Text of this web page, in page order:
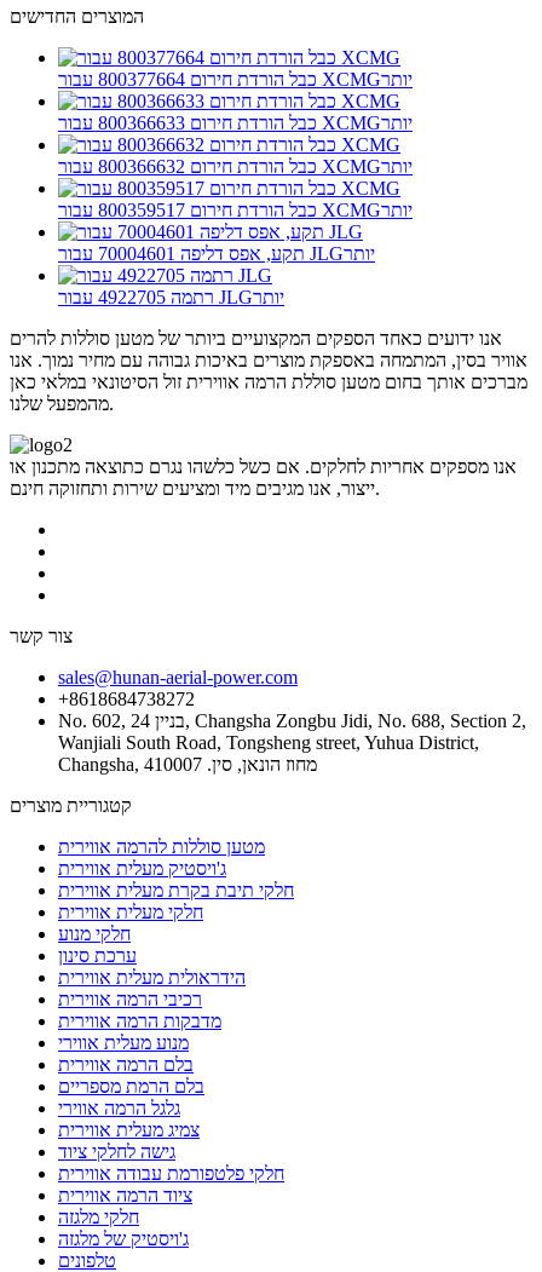
המוצרים החדישים
כבל הורדת חירום 800377664 עבור XCMGיותר
כבל הורדת חירום 800366633 עבור XCMGיותר
כבל הורדת חירום 800366632 עבור XCMGיותר
כבל הורדת חירום 800359517 עבור XCMGיותר
תקע, אפס דליפה 70004601 עבור JLGיותר
רתמה 4922705 עבור JLGיותר
אנו ידועים כאחד הספקים המקצועיים ביותר של מטען סוללות להרים
אוויר בסין, המתמחה באספקת מוצרים באיכות גבוהה עם מחיר נמוך. אנו
מברכים אותך בחום מטען סוללת הרמה אווירית זול הסיטונאי במלאי כאן
מהמפעל שלנו.
אנו מספקים אחריות לחלקים. אם כשל כלשהו נגרם כתוצאה מתכנון או
ייצור, אנו מגיבים מיד ומציעים שירות ותחזוקה חינם.
צור קשר
sales@hunan-aerial-power.com
+8618684738272
No. 602, בניין 24, Changsha Zongbu Jidi, No. 688, Section 2,
Wanjiali South Road, Tongsheng street, Yuhua District,
Changsha, מחוז הונאן, סין. 410007
קטגוריית מוצרים
מטען סוללות להרמה אווירית
ג'ויסטיק מעלית אווירית
חלקי תיבת בקרת מעלית אווירית
חלקי מעלית אווירית
חלקי מנוע
ערכת סינון
הידראולית מעלית אווירית
רכיבי הרמה אווירית
מדבקות הרמה אווירית
מנוע מעלית אווירי
בלם הרמה אווירית
בלם הרמת מספריים
גלגל הרמה אווירי
צמיג מעלית אווירית
גישה לחלקי ציוד
חלקי פלטפורמת עבודה אווירית
ציוד הרמה אווירית
חלקי מלגזה
ג'ויסטיק של מלגזה
טלפונים